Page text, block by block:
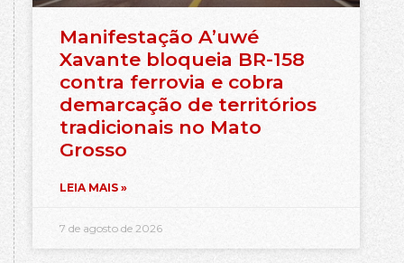
Manifestação A’uwé
Xavante bloqueia BR-158
contra ferrovia e cobra
demarcação de territórios
tradicionais no Mato
Grosso
LEIA MAIS »
7 de agosto de 2026